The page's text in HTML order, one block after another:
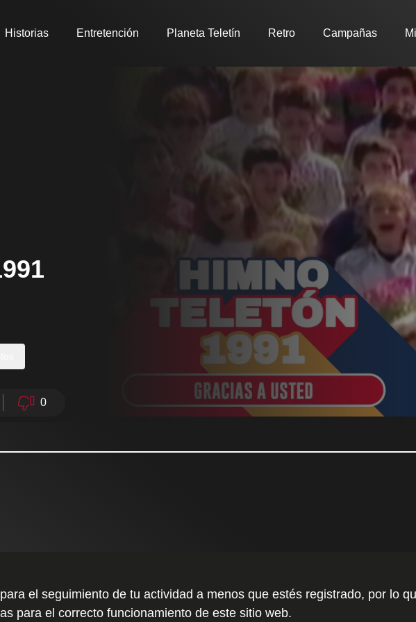
Historias Entretención Planeta Teletín Retro Campañas
0
el seguimiento de tu actividad a menos que estés registrado, por lo
para el correcto funcionamiento de este sitio web.